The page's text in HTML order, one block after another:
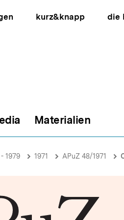
kurz&knapp die
Materialien
1979 1971 APuZ 48/1971